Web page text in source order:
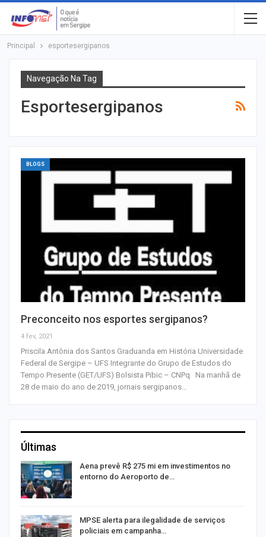
Principal esportesergipanos
Navegação Na Tag
Esportesergipanos
BLOGS
Preconceito nos esportes sergipanos?
4 fev, 2021
Priscila Antônia dos Santos Graduanda em História Universidade
Federal de Sergipe – UFS Integrante do Grupo de Estudos do
Tempo Presente (GET/UFS) Bolsista Pibic – CNPq Na manhã de
28 de maio do ano de 2019, jornais sergipanos…
Últimas
Aena prevê R$ 275 mi em investimentos no
entorno do Aeroporto de…
MPSE alerta para ilegalidade de serviços
policiais em campanha…